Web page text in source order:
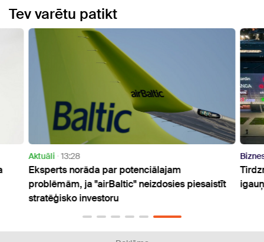
Tev varētu patikt
pārdots
Bizness
Eiropas un ASV biržās krīt naftas cenas